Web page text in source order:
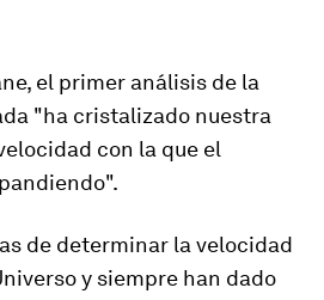
el primer análisis de la
"ha cristalizado nuestra
con la que el
".
de determinar la velocidad
y siempre han dado